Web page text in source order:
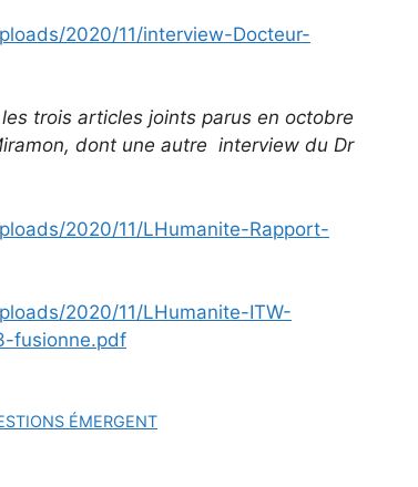
2020/11/interview-Docteur-
trois articles joints parus en octobre
dont une autre interview du Dr
2020/11/LHumanite-Rapport-
2020/11/LHumanite-ITW-
fusionne.pdf
ÉMERGENT